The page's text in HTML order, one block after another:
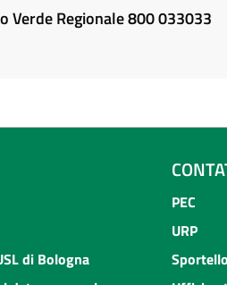
Verde Regionale 800 033033
di Bologna
PEC
URP